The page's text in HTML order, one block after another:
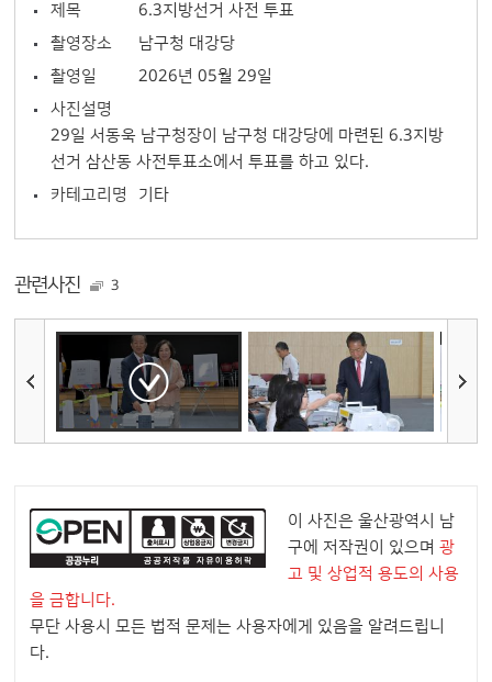
제목
6.3지방선거 사전 투표
촬영장소
남구청 대강당
촬영일
2026년 05월 29일
사진설명
29일 서동욱 남구청장이 남구청 대강당에 마련된 6.3지방
선거 삼산동 사전투표소에서 투표를 하고 있다.
카테고리명
기타
관련사진 3
이 사진은 울산광역시 남
구에 저작권이 있으며 광
고 및 상업적 용도의 사용
을 금합니다.
무단 사용시 모든 법적 문제는 사용자에게 있음을 알려드립니
다.